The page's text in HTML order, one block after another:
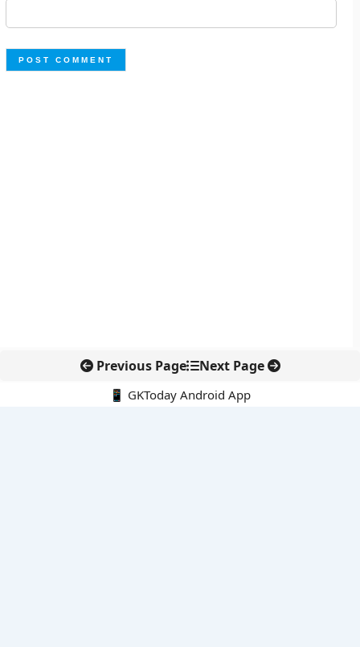
Previous Page Next Page
📱 GKToday Android App